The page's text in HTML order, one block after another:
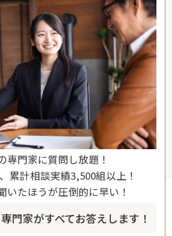
専門家に質問し放題！
累計相談実績3,500組以上！
いたほうが圧倒的に早い！
門家がすべてお答えします！